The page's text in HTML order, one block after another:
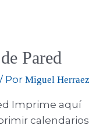
Pared
/ Por Miguel Herraez
Imprime aquí
calendarios